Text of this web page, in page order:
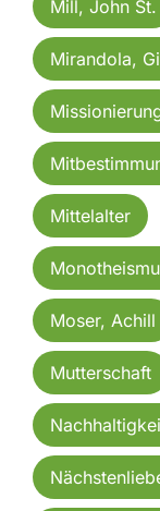
Mill, John St.
Mirandola,
Mittelalter
Moser, Achill
Mutterschaft